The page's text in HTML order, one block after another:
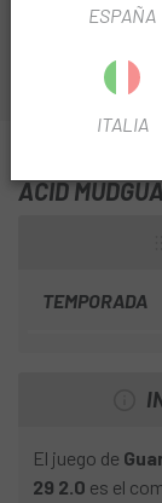
ACID
TEMPORADA
El juego de
29 2.0 es el
ESPAÑA
ITALIA